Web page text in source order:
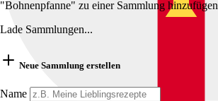
"Bohnenpfanne" zu einer Sammlung hinzufügen
Lade Sammlungen...
Neue Sammlung erstellen
Name